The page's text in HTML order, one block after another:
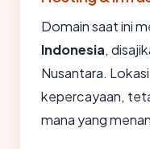
Domain saat ini
Indonesia,
Nusantara.
kepercayaan,
mana yang